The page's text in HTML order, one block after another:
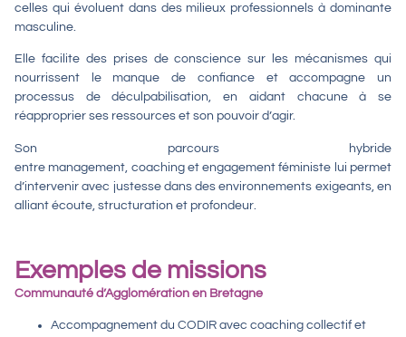
celles qui évoluent dans des milieux professionnels à dominante
masculine
Elle facilite des prises de conscience sur les mécanismes qui
nourrissent le manque de confianceet accompagne un
processus dedéculpabilisation, en aidant chacune à se
réapproprier ses ressources et son pouvoir d’agir.
Son parcours hybride
entre management coachingetengagement féministe lui permet
d’intervenir avec justesse dans des environnements exigeants, en
alliant écoute, structuration et profondeur
Exemples de missions
Communauté d’Agglomération en Bretagne
Accompagnement du CODIR avec coaching collectif et